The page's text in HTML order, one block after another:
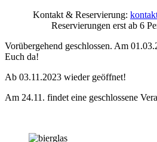
Kontakt & Reservierung:
Reservierungen erst ab 6
Vorübergehend geschlossen. Am
Euch da!
Ab 03.11.2023 wieder geöffnet!
Am 24.11. findet eine geschlossene